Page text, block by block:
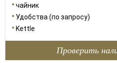
чайник
Удобства (по запросу)
Kettle
Проверить